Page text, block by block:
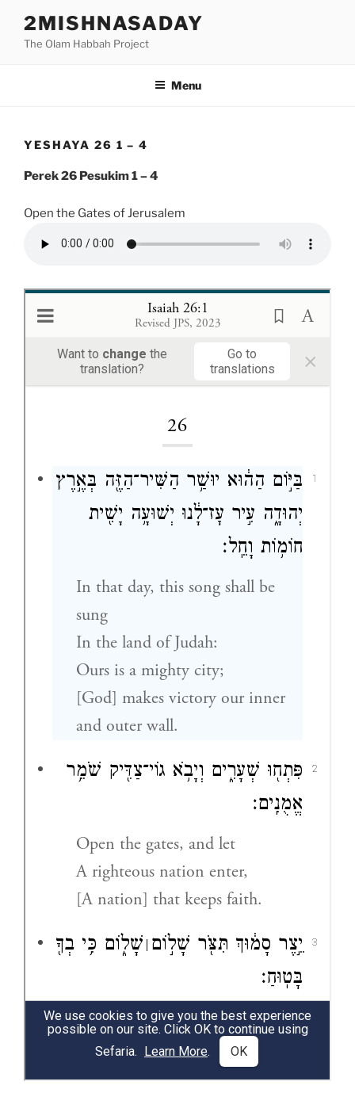
content
2MISHNASADAY
The Olam Habbah Project
Menu
YESHAYA 26 1 – 4
Perek 26 Pesukim 1 – 4
Open the Gates of Jerusalem